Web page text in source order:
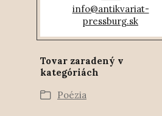
info@antikvariat-
pressburg.sk
Tovar zaradený v
kategóriách
Poézia